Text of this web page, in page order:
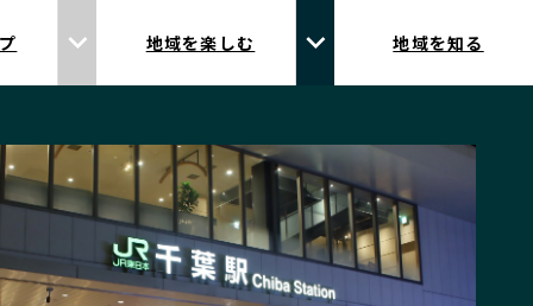
地域を楽しむ 地域を知る